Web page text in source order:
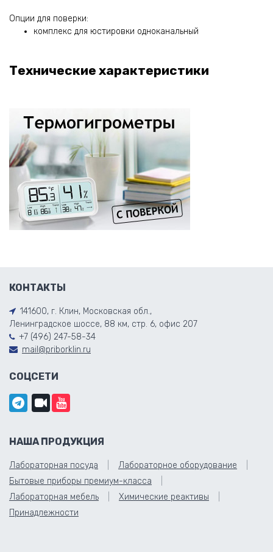
Опции для поверки:
комплекс для юстировки одноканальный
Технические характеристики
КОНТАКТЫ
141600, г. Клин, Московская обл.,
Ленинградское шоссе, 88 км, стр. 6, офис 207
+7 (496) 247-58-34
mail@priborklin.ru
СОЦСЕТИ
НАША ПРОДУКЦИЯ
Лабораторная посуда
Лабораторное оборудование
Бытовые приборы премиум-класса
Лабораторная мебель
Химические реактивы
Принадлежности